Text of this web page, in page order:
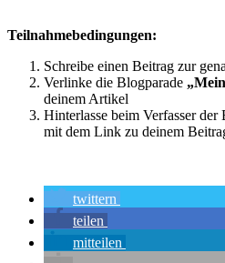
Teilnahmebedingungen:
Schreibe einen Beitrag zur
Verlinke die Blogparade
deinem Artikel
Hinterlasse beim Verfasser
mit dem Link zu deinem
twittern
teilen
mitteilen